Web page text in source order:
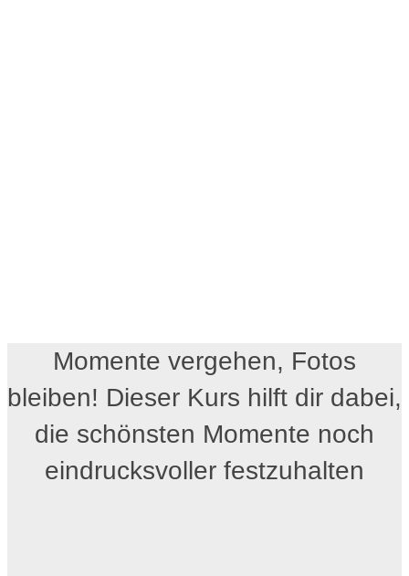
Momente vergehen, Fotos
bleiben! Dieser Kurs hilft dir dabei,
die schönsten Momente noch
eindrucksvoller festzuhalten